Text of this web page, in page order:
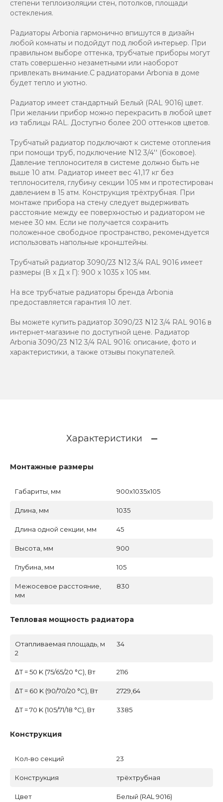
степени теплоизоляции стен, потолков, площади
остекления.
Радиаторы Arbonia гармонично впишутся в дизайн
любой комнаты и подойдут под любой интерьер. При
правильном выборе оттенка, трубчатые приборы могут
стать совершенно незаметными или наоборот
привлекать внимание.С радиаторами Аrbonia в доме
будет тепло и уютно.
Радиатор имеет стандартный Белый (RAL 9016) цвет.
При желании прибор можно перекрасить в любой цвет
из таблицы RAL. Доступно более 200 оттенков цветов.
Трубчатый радиатор подключают к системе отопления
при помощи труб, подключение N12 3/4'' (боковое).
Давление теплоносителя в системе должно быть не
выше 10 атм. Радиатор имеет вес 41,17 кг без
теплоносителя, глубину секции 105 мм и протестирован
давлением в 15 атм. Конструкция трёхтрубная. При
монтаже прибора на стену следует выдерживать
расстояние между ее поверхностью и радиатором не
менее 30 мм. Если не получается сохранить
положенное свободное пространство, рекомендуется
использовать напольные кронштейны.
Трубчатый радиатор 3090/23 N12 3/4 RAL 9016 имеет
размеры (В x Д x Г): 900 x 1035 x 105 мм.
На все трубчатые радиаторы бренда Аrbonia
предоставляется гарантия 10 лет.
Вы можете купить радиатор 3090/23 N12 3/4 RAL 9016 в
интернет-магазине по доступной цене. Радиатор
Arbonia 3090/23 N12 3/4 RAL 9016: описание, фото и
характеристики, а также отзывы покупателей.
Характеристики
Монтажные размеры
Габариты, мм 900x1035x105
Длина, мм 1035
Длина одной секции, мм 45
Высота, мм 900
Глубина, мм 105
Межосевое расстояние,
мм
830
Тепловая мощность радиатора
Отапливаемая площадь, м
2
34
ΔT = 50 K (75/65/20 °C), Вт 2116
ΔT = 60 K (90/70/20 °C), Вт 2729,64
ΔT = 70 K (105/71/18 °C), Вт 3385
Конструкция
Кол-во секций 23
Конструкция трёхтрубная
Цвет Белый (RAL 9016)